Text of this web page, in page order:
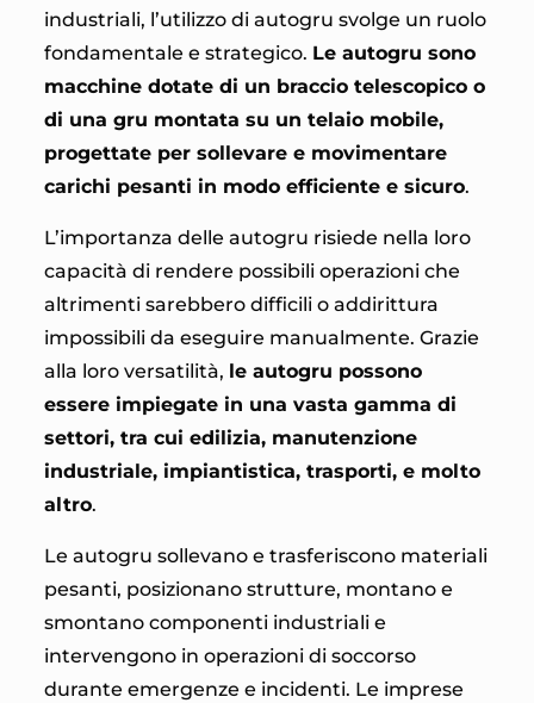
industriali, l’utilizzo di autogru svolge un ruolo
fondamentale e strategico. Le autogru sono
macchine dotate di un braccio telescopico o
di una gru montata su un telaio mobile,
progettate per sollevare e movimentare
carichi pesanti in modo efficiente e sicuro.
L’importanza delle autogru risiede nella loro
capacità di rendere possibili operazioni che
altrimenti sarebbero difficili o addirittura
impossibili da eseguire manualmente. Grazie
alla loro versatilità, le autogru possono
essere impiegate in una vasta gamma di
settori, tra cui edilizia, manutenzione
industriale, impiantistica, trasporti, e molto
altro.
Le autogru sollevano e trasferiscono materiali
pesanti, posizionano strutture, montano e
smontano componenti industriali e
intervengono in operazioni di soccorso
durante emergenze e incidenti. Le imprese